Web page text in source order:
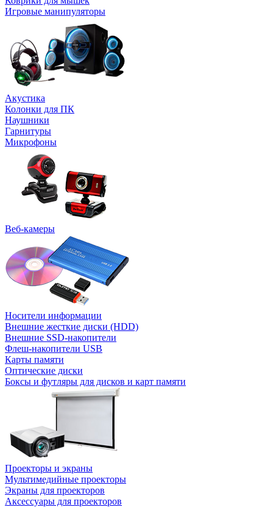
Игровые манипуляторы
Акустика
Колонки для ПК
Наушники
Гарнитуры
Микрофоны
Веб-камеры
Носители информации
Внешние жесткие диски (HDD)
Внешние SSD-накопители
Флеш-накопители USB
Карты памяти
Оптические диски
Боксы и футляры для дисков и карт памяти
Проекторы и экраны
Мультимедийные проекторы
Экраны для проекторов
Аксессуары для проекторов